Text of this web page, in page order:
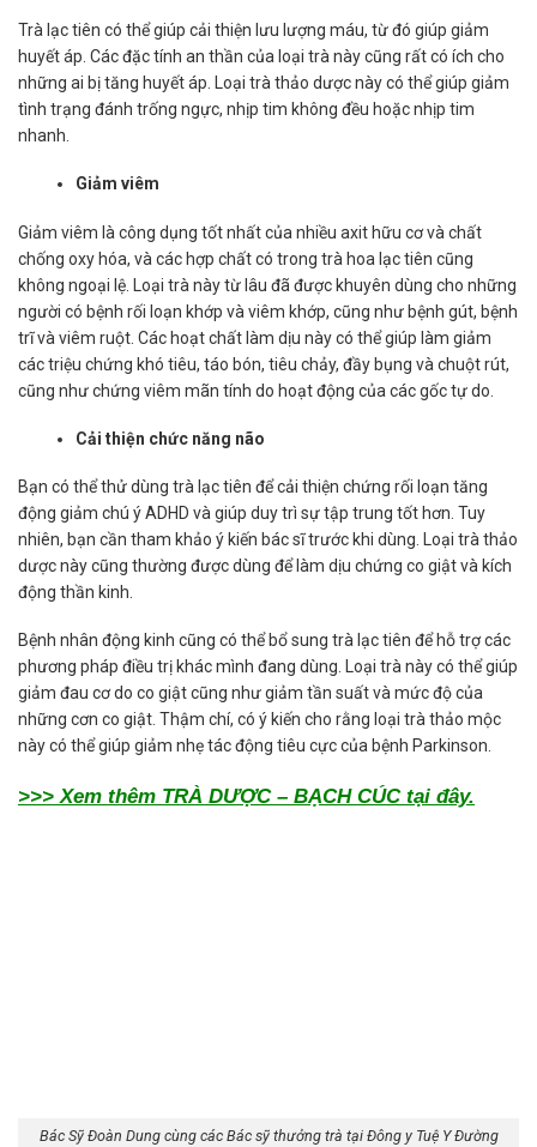
Trà lạc tiên có thể giúp cải thiện lưu lượng máu, từ đó giúp giảm
huyết áp. Các đặc tính an thần của loại trà này cũng rất có ích cho
những ai bị tăng huyết áp. Loại trà thảo dược này có thể giúp giảm
tình trạng đánh trống ngực, nhịp tim không đều hoặc nhịp tim
nhanh.
Giảm viêm
Giảm viêm là công dụng tốt nhất của nhiều axit hữu cơ và chất
chống oxy hóa, và các hợp chất có trong trà hoa lạc tiên cũng
không ngoại lệ. Loại trà này từ lâu đã được khuyên dùng cho những
người có bệnh rối loạn khớp và viêm khớp, cũng như bệnh gút, bệnh
trĩ và viêm ruột. Các hoạt chất làm dịu này có thể giúp làm giảm
các triệu chứng khó tiêu, táo bón, tiêu chảy, đầy bụng và chuột rút,
cũng như chứng viêm mãn tính do hoạt động của các gốc tự do.
Cải thiện chức năng não
Bạn có thể thử dùng trà lạc tiên để cải thiện chứng rối loạn tăng
động giảm chú ý ADHD và giúp duy trì sự tập trung tốt hơn. Tuy
nhiên, bạn cần tham khảo ý kiến bác sĩ trước khi dùng. Loại trà thảo
dược này cũng thường được dùng để làm dịu chứng co giật và kích
động thần kinh.
Bệnh nhân động kinh cũng có thể bổ sung trà lạc tiên để hỗ trợ các
phương pháp điều trị khác mình đang dùng. Loại trà này có thể giúp
giảm đau cơ do co giật cũng như giảm tần suất và mức độ của
những cơn co giật. Thậm chí, có ý kiến cho rằng loại trà thảo mộc
này có thể giúp giảm nhẹ tác động tiêu cực của bệnh Parkinson.
>>> Xem thêm TRÀ DƯỢC – BẠCH CÚC tại đây.
Bác Sỹ Đoàn Dung cùng các Bác sỹ thưởng trà tại Đông y Tuệ Y Đường